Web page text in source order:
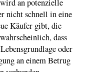
an potenzielle
nicht schnell in eine
Käufer gibt, die
dass
oder
an einem Betrug